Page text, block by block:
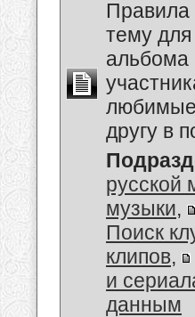
Правила
тему для
альбома
другу в
русской
музыки,
Поиск
клипов,
и
данным